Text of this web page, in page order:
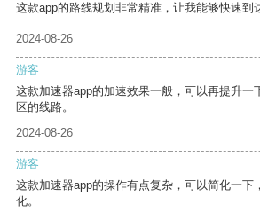
这款app的路线规划非常精准，让我能够快速到
2024-08-26
游客
这款加速器app的加速效果一般，可以再提升一
区的线路。
2024-08-26
游客
这款加速器app的操作有点复杂，可以简化一下
化。